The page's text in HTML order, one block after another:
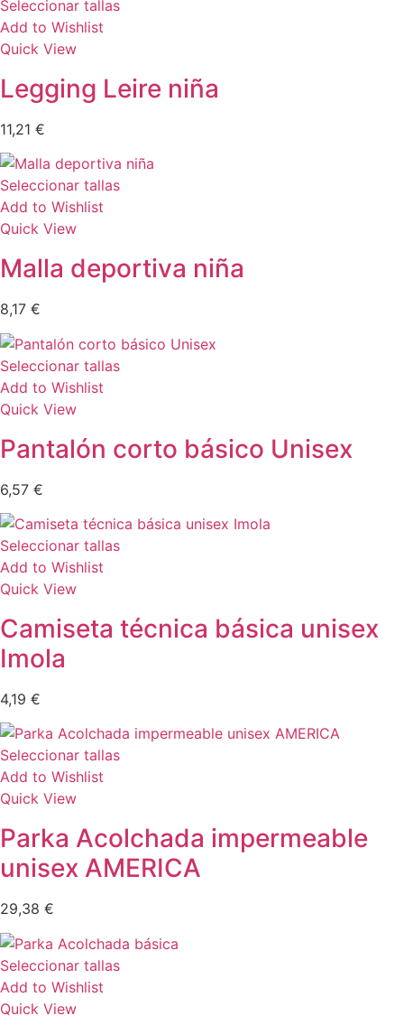
Seleccionar tallas
Add to Wishlist
Quick View
Legging Leire niña
11,21 €
Seleccionar tallas
Add to Wishlist
Quick View
Malla deportiva niña
8,17 €
Seleccionar tallas
Add to Wishlist
Quick View
Pantalón corto básico Unisex
6,57 €
Seleccionar tallas
Add to Wishlist
Quick View
Camiseta técnica básica unisex
Imola
4,19 €
Seleccionar tallas
Add to Wishlist
Quick View
Parka Acolchada impermeable
unisex AMERICA
29,38 €
Seleccionar tallas
Add to Wishlist
Quick View